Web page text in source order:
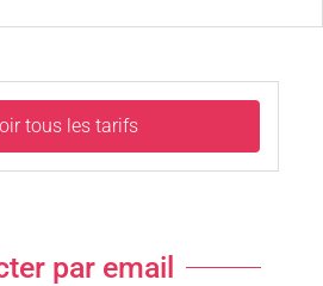
tous les tarifs
par email